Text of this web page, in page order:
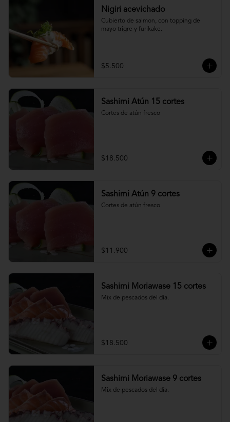
Nigiri acevichado
Cubierto de salmon, con topping de
mayo trigre y furikake.
$5.500
Sashimi Atún 15 cortes
Cortes de atún fresco
$18.500
Sashimi Atún 9 cortes
Cortes de atún fresco
$11.900
Sashimi Moriawase 15 cortes
Mix de pescados del día.
$18.500
Sashimi Moriawase 9 cortes
Mix de pescados del día.